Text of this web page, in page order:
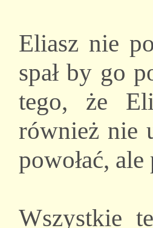
Eliasz nie
spał by go
tego, że
również nie
powołać,
Wszystkie